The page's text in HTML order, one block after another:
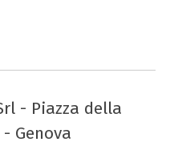
- Piazza della
Genova